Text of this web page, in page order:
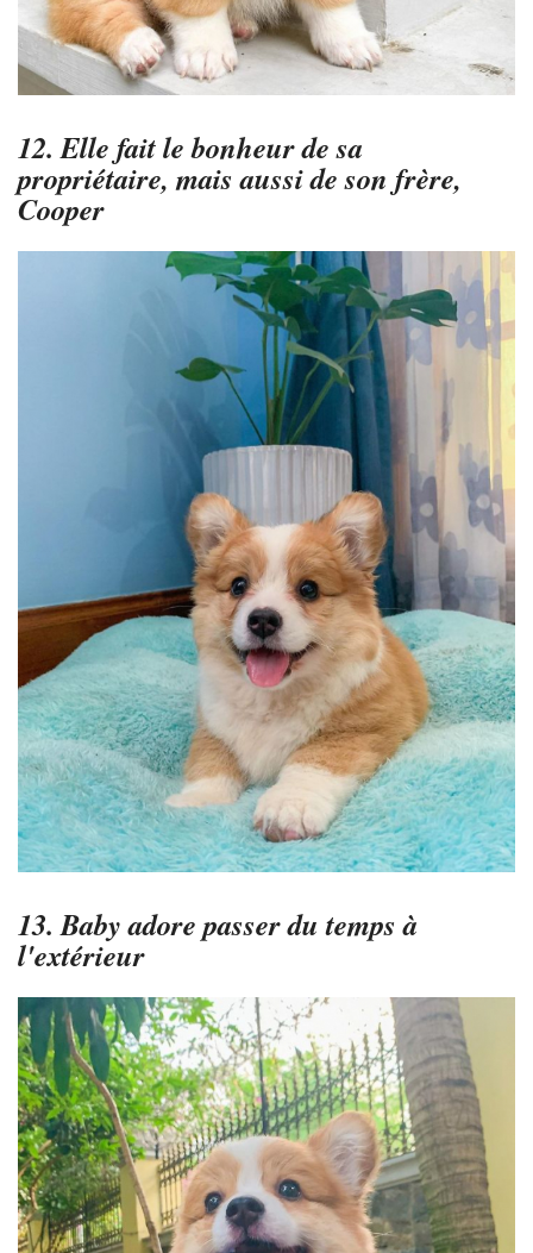
12. Elle fait le bonheur de sa
propriétaire, mais aussi de son frère,
Cooper
13. Baby adore passer du temps à
l'extérieur